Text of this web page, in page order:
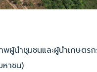
พผู้นำชุมชนและผู้นำเกษต
าชน)